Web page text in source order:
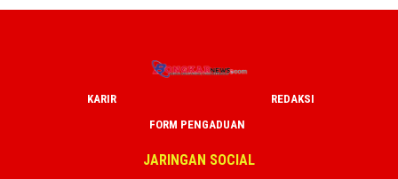
KARIR
REDAKSI
FORM PENGADUAN
JARINGAN SOCIAL